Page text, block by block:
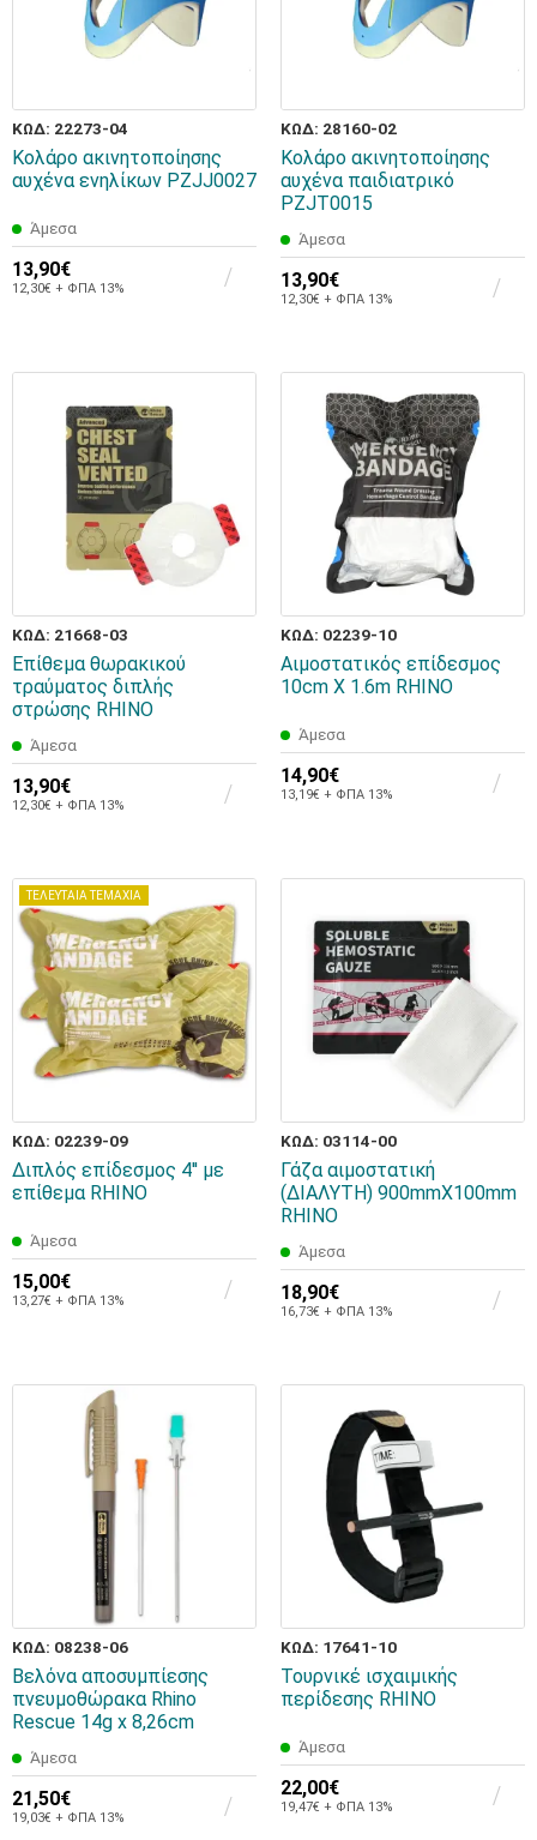
ΚΩΔ: 22273-04
Κολάρο ακινητοποίησης
αυχένα ενηλίκων PZJJ0027
Άμεσα
13,90€
12,30€ + ΦΠΑ 13%
ΚΩΔ: 28160-02
Κολάρο ακινητοποίησης
αυχένα παιδιατρικό
PZJT0015
Άμεσα
13,90€
12,30€ + ΦΠΑ 13%
ΚΩΔ: 21668-03
Επίθεμα θωρακικού
τραύματος διπλής
στρώσης RHINO
Άμεσα
13,90€
12,30€ + ΦΠΑ 13%
ΚΩΔ: 02239-10
Αιμοστατικός επίδεσμος
10cm X 1.6m RHINO
Άμεσα
14,90€
13,19€ + ΦΠΑ 13%
ΤΕΛΕΥΤΑΙΑ ΤΕΜΑΧΙΑ
ΚΩΔ: 02239-09
Διπλός επίδεσμος 4'' με
επίθεμα RHINO
Άμεσα
15,00€
13,27€ + ΦΠΑ 13%
ΚΩΔ: 03114-00
Γάζα αιμοστατική
(ΔΙΑΛΥΤΗ) 900mmX100mm
RHINO
Άμεσα
18,90€
16,73€ + ΦΠΑ 13%
ΚΩΔ: 08238-06
Βελόνα αποσυμπίεσης
πνευμοθώρακα Rhino
Rescue 14g x 8,26cm
Άμεσα
21,50€
19,03€ + ΦΠΑ 13%
ΚΩΔ: 17641-10
Τουρνικέ ισχαιμικής
περίδεσης RHINO
Άμεσα
22,00€
19,47€ + ΦΠΑ 13%